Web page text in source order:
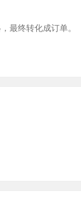
最终转化成订单。